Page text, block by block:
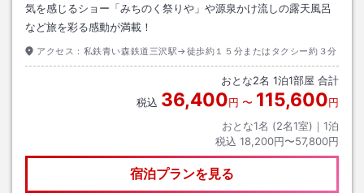
気を感じるショー「みちのく祭りや」や源泉かけ流しの露天風呂
など旅を彩る感動が満載！
アクセス： 私鉄青い森鉄道三沢駅→徒歩約１５分またはタクシー約３分
おとな2名 1泊1部屋 合計
税込 36,400円 〜 115,600円
おとな1名 (2名1室)｜ 1泊
税込 18,200円〜57,800円
宿泊プランを見る